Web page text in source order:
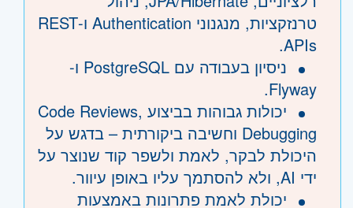
טרנזקציות, מנגנוני Authentication ו-REST
APIs.
ניסיון בעבודה עם PostgreSQL ו-
Flyway.
יכולות גבוהות בביצוע Code Reviews,
Debugging וחשיבה ביקורתית – בדגש על
היכולת לבקר, לאמת ולשפר קוד שנוצר על
ידי AI, ולא להסתמך עליו באופן עיוור.
יכולת לאמת פתרונות באמצעות